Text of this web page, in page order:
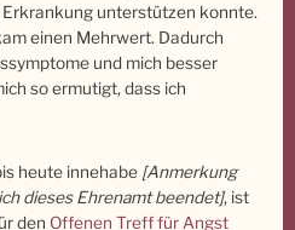
unterstützen konnte.
einen Mehrwert. Dadurch
und mich besser
so ermutigt, dass ich
heute innehabe [Anmerkung
dieses Ehrenamt beendet], ist
den Offenen Treff für Angst